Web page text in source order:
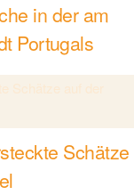
in der am
Portugals
Schätze